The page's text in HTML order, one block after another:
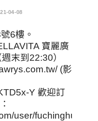
04-08
6樓。
寶麗廣
末到22:30）
(影
Y 歡迎訂
user/fuchinghu